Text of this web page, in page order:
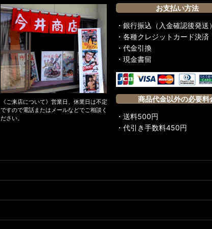
《ご来店について》営業日、休業日は不定
ですので電話またはメールなどでご相談く
ださい。
お支払い方法
・銀行振込（入金確認後発送
・各種クレジットカード決済
・代金引換
・現金書留
商品代金以外の必要料
・送料500円
・代引き手数料450円